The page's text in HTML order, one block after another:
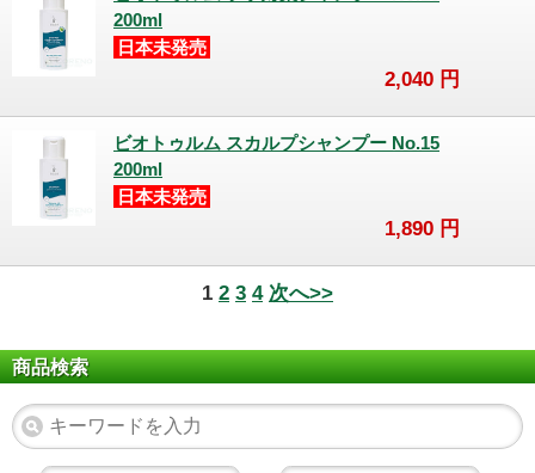
200ml
日本未発売
2,040 円
ビオトゥルム スカルプシャンプー No.15
200ml
日本未発売
1,890 円
1 2 3 4 次へ>>
商品検索